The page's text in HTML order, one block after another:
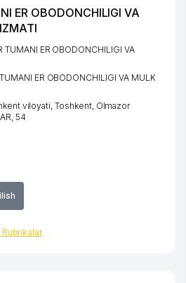
ER OBODONCHILIGI VA
TUMANI ER OBODONCHILIGI VA
ER OBODONCHILIGI VA MULK
viloyati,Toshkent, Olmazor
, 54